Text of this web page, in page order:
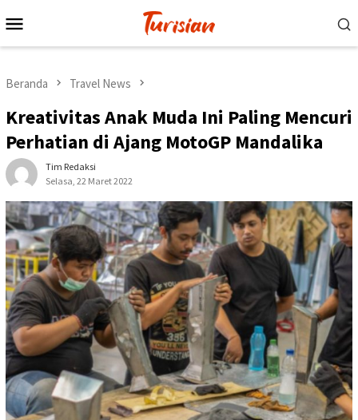
ke
Mobile
Beranda Travel News
Kreativitas Anak Muda Ini Paling Mencuri
Perhatian di Ajang MotoGP Mandalika
Tim Redaksi
Selasa, 22 Maret 2022